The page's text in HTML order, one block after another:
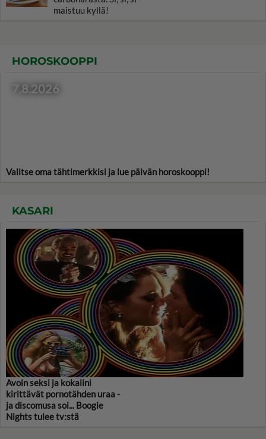
maistuu kyllä!
HOROSKOOPPI
7.8.2026
Valitse oma tähtimerkkisi ja lue päivän horoskooppi!
KASARI
Avoin seksi ja kokaiini
kirittävät pornotähden uraa -
ja discomusa soi... Boogie
Nights tulee tv:stä